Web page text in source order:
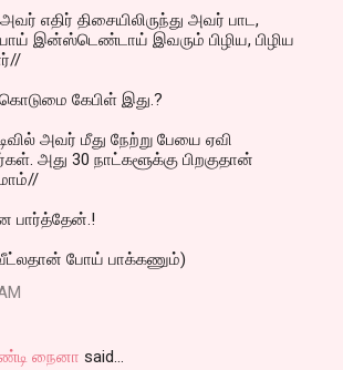
எதிர் திசையிலிருந்து அவர் பாட,
இன்ஸ்டெண்டாய் இவரும் பிழிய, பிழிய
கேபிள் இது.?
அவர் மீது நேற்று பேயை ஏவி
அது 30 நாட்களூக்கு பிறகுதான்
பார்த்தேன்.!
போய் பாக்கணும்)
நைனா said…